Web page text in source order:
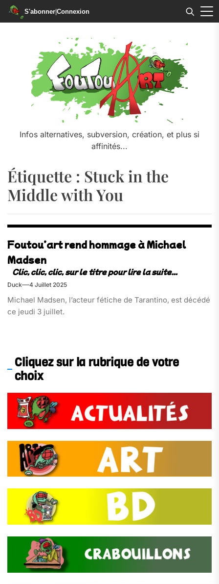
S'abonner|Connexion
Infos alternatives, subversion, création, et plus si
affinités...
Étiquette : Stuck in the
Middle with You
Foutou’art rend hommage à Michael
Madsen
Duck 4 Juillet 2025
Michael Madsen, l’acteur fétiche de Tarantino, est décédé
ce jeudi 3 juillet.
Cliquez sur la rubrique de votre
choix